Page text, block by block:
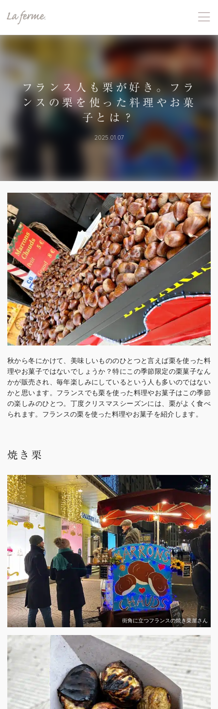
フランス人も栗が好き。フラ
ンスの栗を使った料理やお菓
子とは？
2025.01.07
秋から冬にかけて、美味しいもののひとつと言えば栗を使った料
理やお菓子ではないでしょうか？特にこの季節限定の栗菓子なん
かが販売され、毎年楽しみにしているという人も多いのではない
かと思います。フランスでも栗を使った料理やお菓子はこの季節
の楽しみのひとつ。丁度クリスマスシーズンには、栗がよく食べ
られます。フランスの栗を使った料理やお菓子を紹介します。
焼き栗
街角に立つフランスの焼き栗屋さん